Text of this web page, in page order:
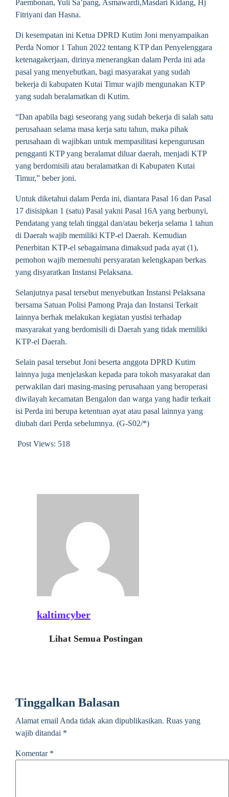
Paembonan, Yuli Sa’pang, Asmawardi,Masdari Kidang, Hj
Fitriyani dan Hasna.
Di kesempatan ini Ketua DPRD Kutim Joni menyampaikan
Perda Nomor 1 Tahun 2022 tentang KTP dan Penyelenggara
ketenagakerjaan, dirinya menerangkan dalam Perda ini ada
pasal yang menyebutkan, bagi masyarakat yang sudah
bekerja di kabupaten Kutai Timur wajib mengunakan KTP
yang sudah beralamatkan di Kutim.
“Dan apabila bagi seseorang yang sudah bekerja di salah satu
perusahaan selama masa kerja satu tahun, maka pihak
perusahaan di wajibkan untuk mempasilitasi kepengurusan
pengganti KTP yang beralamat diluar daerah, menjadi KTP
yang berdomisili atau beralamatkan di Kabupaten Kutai
Timur,” beber joni.
Untuk diketahui dalam Perda ini, diantara Pasal 16 dan Pasal
17 disisipkan 1 (satu) Pasal yakni Pasal 16A yang berbunyi,
Pendatang yang telah tinggal dan/atau bekerja selama 1 tahun
di Daerah wajib memiliki KTP-el Daerah. Kemudian
Penerbitan KTP-el sebagaimana dimaksud pada ayat (1),
pemohon wajib memenuhi persyaratan kelengkapan berkas
yang disyaratkan Instansi Pelaksana.
Selanjutnya pasal tersebut menyebutkan Instansi Pelaksana
bersama Satuan Polisi Pamong Praja dan Instansi Terkait
lainnya berhak melakukan kegiatan yustisi terhadap
masyarakat yang berdomisili di Daerah yang tidak memiliki
KTP-el Daerah.
Selain pasal tersebut Joni beserta anggota DPRD Kutim
lainnya juga menjelaskan kepada para tokoh masyarakat dan
perwakilan dari masing-masing perusahaan yang beroperasi
diwilayah kecamatan Bengalon dan warga yang hadir terkait
isi Perda ini berupa ketentuan ayat atau pasal lainnya yang
diubah dari Perda sebelumnya. (G-S02/*)
Post Views: 518
kaltimcyber
Lihat Semua Postingan
Tinggalkan Balasan
Alamat email Anda tidak akan dipublikasikan. Ruas yang
wajib ditandai *
Komentar *